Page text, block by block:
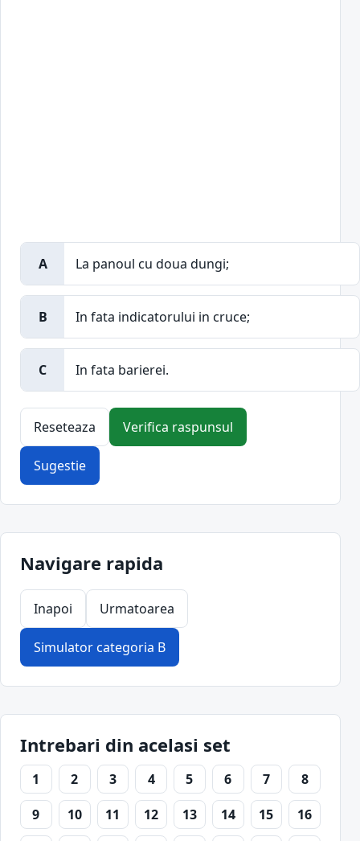
A La panoul cu doua dungi;
B In fata indicatorului in cruce;
C In fata barierei.
Reseteaza Verifica raspunsul
Sugestie
Navigare rapida
Inapoi Urmatoarea
Simulator categoria B
Intrebari din acelasi set
1 2 3 4 5 6 7
8
9
10 11 12 13 14 15
16